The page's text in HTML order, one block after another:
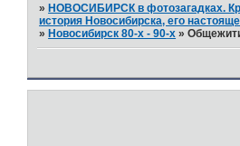
»НОВОСИБИРСК в фотозагадках.
история Новосибирска, его
»Новосибирск 80-х - 90-х »